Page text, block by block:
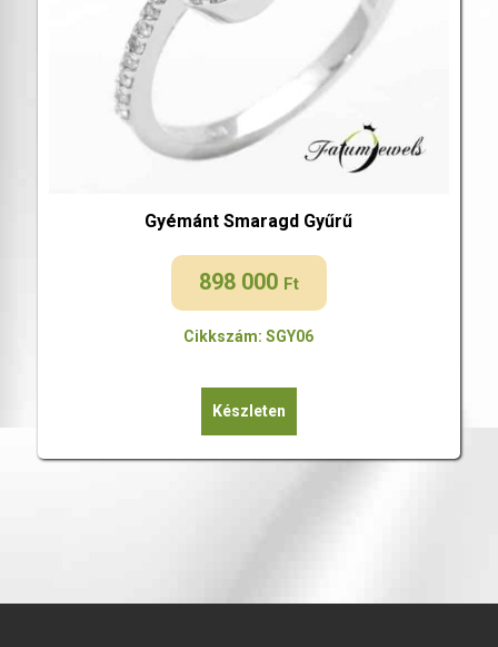
Gyémánt Smaragd Gyűrű
898 000 Ft
Cikkszám: SGY06
Készleten